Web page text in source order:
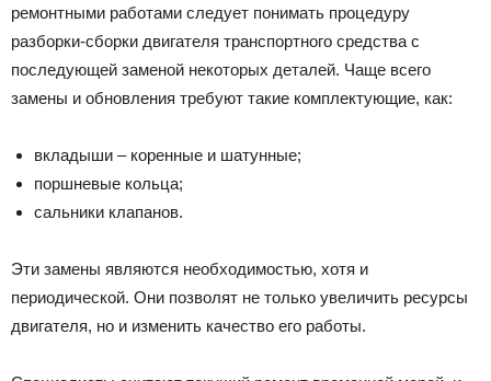
ремонтными работами следует понимать процедуру
разборки-сборки двигателя транспортного средства с
последующей заменой некоторых деталей. Чаще всего
замены и обновления требуют такие комплектующие, как:
вкладыши – коренные и шатунные;
поршневые кольца;
сальники клапанов.
Эти замены являются необходимостью, хотя и
периодической. Они позволят не только увеличить ресурсы
двигателя, но и изменить качество его работы.